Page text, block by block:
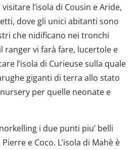
l’isola di Cousin e Aride,
dove gli unici abitanti sono
che nidificano nei tronchi
ranger vi farà fare, lucertole e
l’isola di Curieuse sulla quale
giganti di terra allo stato
per quelle neonate e
i due punti piu’ belli
e Coco. L’isola di Mahè è